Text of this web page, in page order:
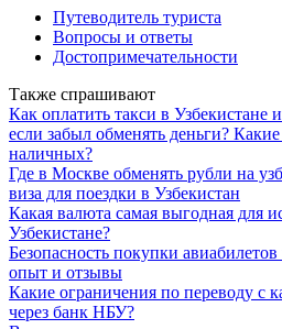
Путеводитель туриста
Вопросы и ответы
Достопримечательности
Также спрашивают
Как оплатить такси в Узбекистане
если забыл обменять деньги?
наличных?
Где в Москве обменять рубли на
виза для поездки в Узбекистан
Какая валюта самая выгодная для
Узбекистане?
Безопасность покупки
опыт и отзывы
Какие ограничения по переводу с
через банк НБУ?